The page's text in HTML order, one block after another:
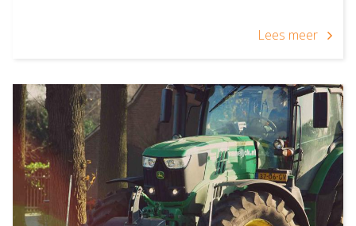
Lees meer